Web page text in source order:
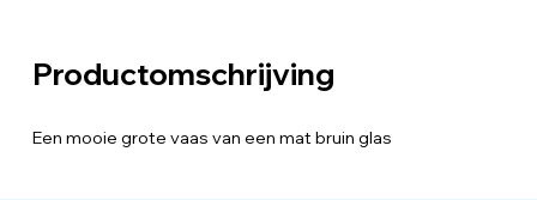
Productomschrijving
Een mooie grote vaas van een mat bruin glas